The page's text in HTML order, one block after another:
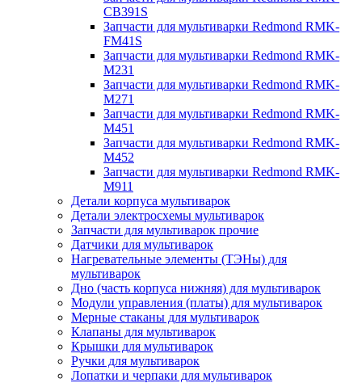
CB391S
Запчасти для мультиварки Redmond RMK-
FM41S
Запчасти для мультиварки Redmond RMK-
M231
Запчасти для мультиварки Redmond RMK-
M271
Запчасти для мультиварки Redmond RMK-
M451
Запчасти для мультиварки Redmond RMK-
M452
Запчасти для мультиварки Redmond RMK-
M911
Детали корпуса мультиварок
Детали электросхемы мультиварок
Запчасти для мультиварок прочие
Датчики для мультиварок
Нагревательные элементы (ТЭНы) для
мультиварок
Дно (часть корпуса нижняя) для мультиварок
Модули управления (платы) для мультиварок
Мерные стаканы для мультиварок
Клапаны для мультиварок
Крышки для мультиварок
Ручки для мультиварок
Лопатки и черпаки для мультиварок